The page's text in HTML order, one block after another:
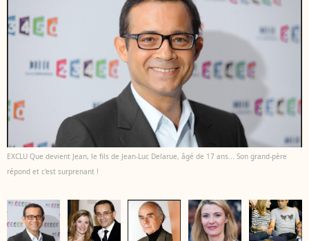
EXCLU Que devient Jean, le fils de Jean-Luc Delarue, âgé de 17 ans... Son grand-père
répond et c'est surprenant !